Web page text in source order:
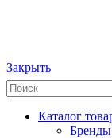
Закрыть
Каталог
Бренды